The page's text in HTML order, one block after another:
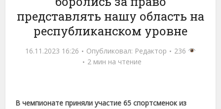
представлять нашу область на
республиканском уровне
16.11.2023 16:26 Опубликовал: Редактор
236
2 мин на чтение
В чемпионате приняли участие 65 спортсменок из